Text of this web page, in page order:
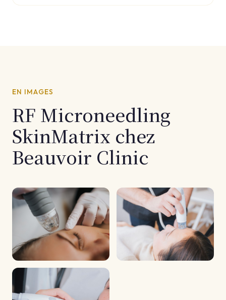
EN IMAGES
RF Microneedling
SkinMatrix chez
Beauvoir Clinic